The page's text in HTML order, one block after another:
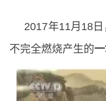
2017年11月18日
不完全燃烧产生的